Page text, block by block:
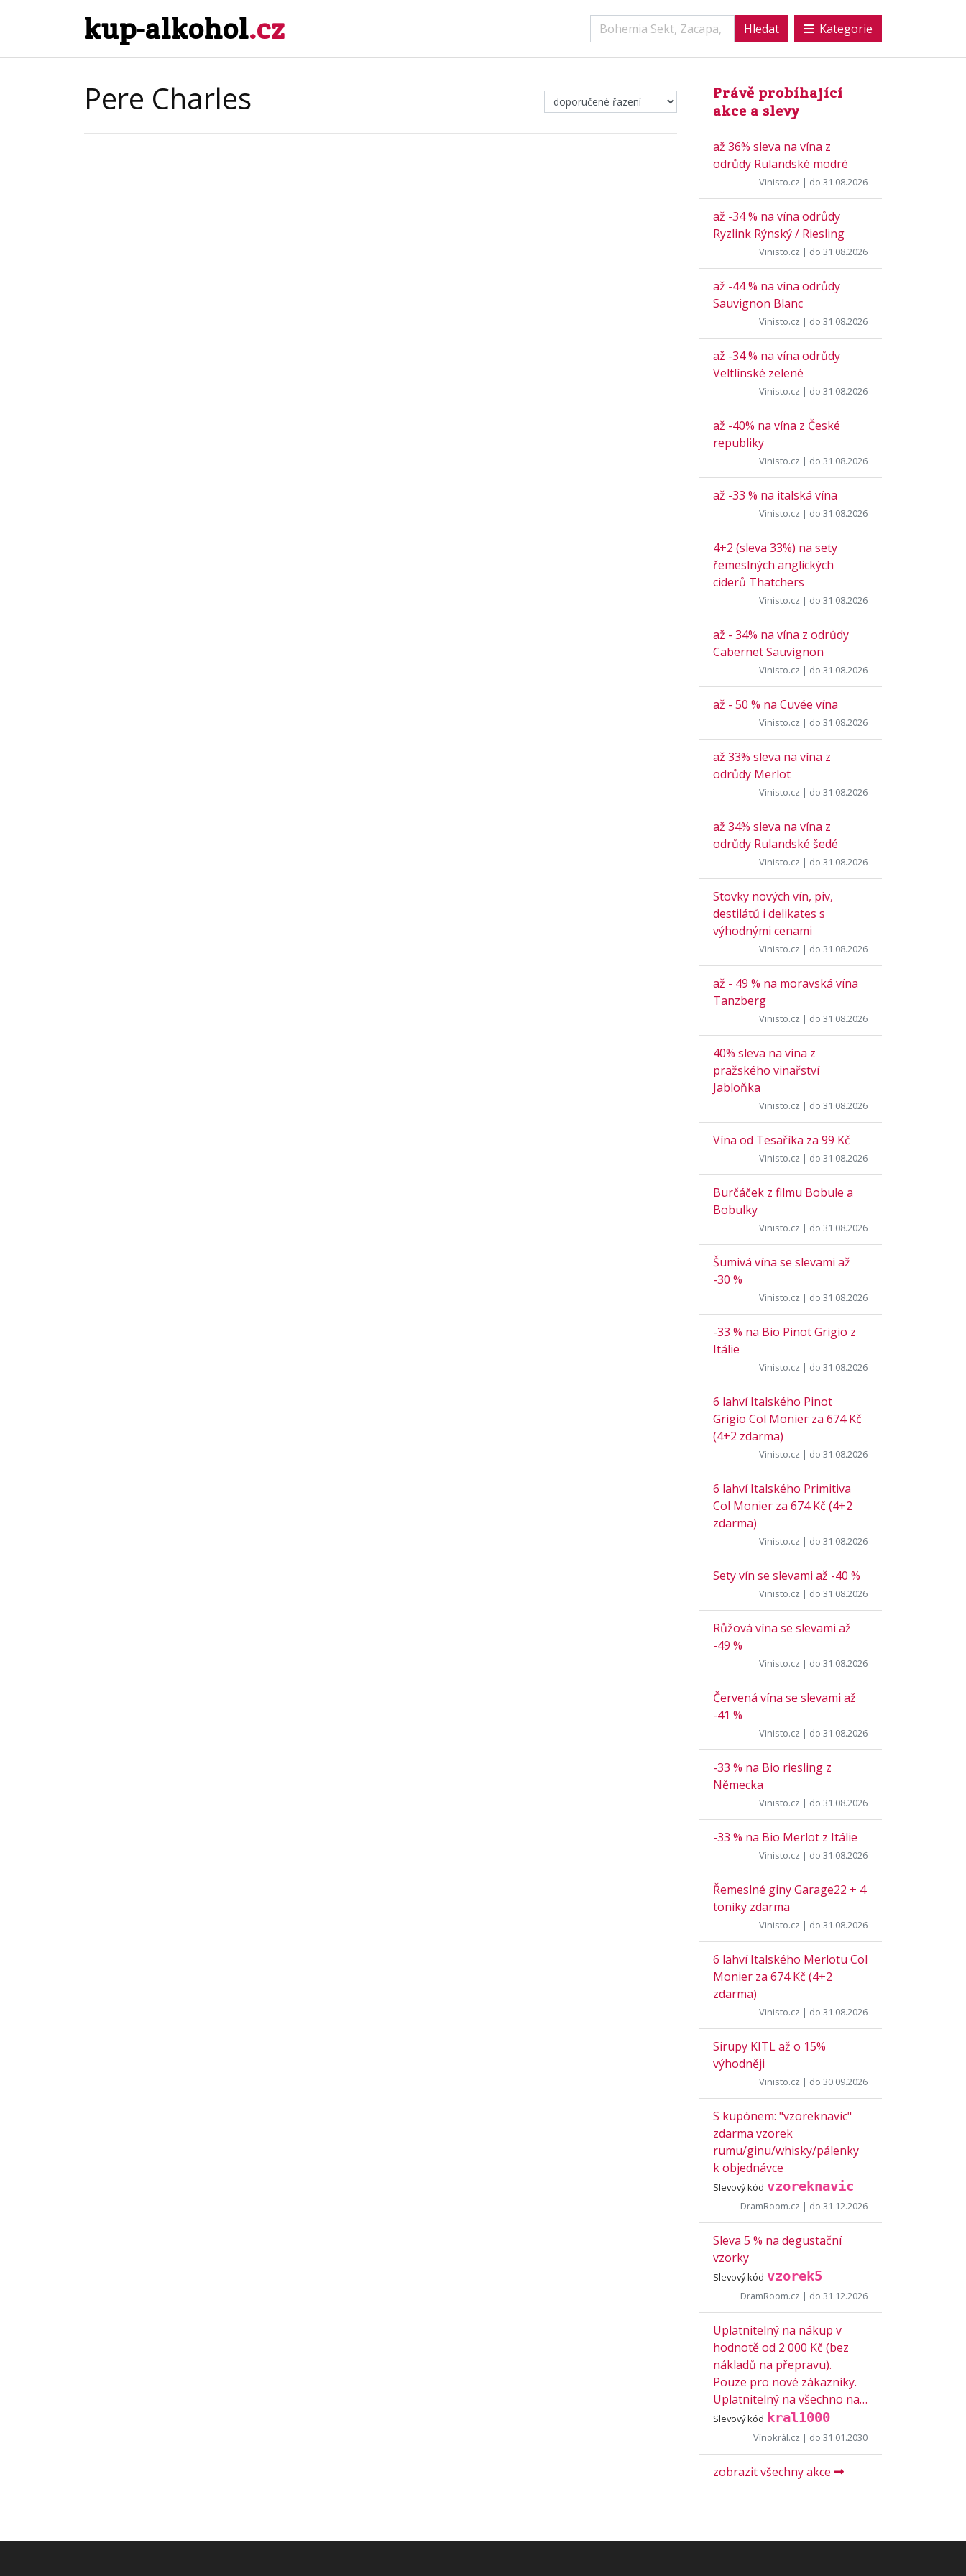
kup-alkohol.cz Kategorie
Pere Charles
Právě probíhající
akce a slevy
až 36% sleva na vína z
odrůdy Rulandské modré
Vinisto.cz | do 31.08.2026
až -34 % na vína odrůdy
Ryzlink Rýnský / Riesling
Vinisto.cz | do 31.08.2026
až -44 % na vína odrůdy
Sauvignon Blanc
Vinisto.cz | do 31.08.2026
až -34 % na vína odrůdy
Veltlínské zelené
Vinisto.cz | do 31.08.2026
až -40% na vína z České
republiky
Vinisto.cz | do 31.08.2026
až -33 % na italská vína
Vinisto.cz | do 31.08.2026
4+2 (sleva 33%) na sety
řemeslných anglických
ciderů Thatchers
Vinisto.cz | do 31.08.2026
až - 34% na vína z odrůdy
Cabernet Sauvignon
Vinisto.cz | do 31.08.2026
až - 50 % na Cuvée vína
Vinisto.cz | do 31.08.2026
až 33% sleva na vína z
odrůdy Merlot
Vinisto.cz | do 31.08.2026
až 34% sleva na vína z
odrůdy Rulandské šedé
Vinisto.cz | do 31.08.2026
Stovky nových vín, piv,
destilátů i delikates s
výhodnými cenami
Vinisto.cz | do 31.08.2026
až - 49 % na moravská vína
Tanzberg
Vinisto.cz | do 31.08.2026
40% sleva na vína z
pražského vinařství
Jabloňka
Vinisto.cz | do 31.08.2026
Vína od Tesaříka za 99 Kč
Vinisto.cz | do 31.08.2026
Burčáček z filmu Bobule a
Bobulky
Vinisto.cz | do 31.08.2026
Šumivá vína se slevami až
-30 %
Vinisto.cz | do 31.08.2026
-33 % na Bio Pinot Grigio z
Itálie
Vinisto.cz | do 31.08.2026
6 lahví Italského Pinot
Grigio Col Monier za 674 Kč
(4+2 zdarma)
Vinisto.cz | do 31.08.2026
6 lahví Italského Primitiva
Col Monier za 674 Kč (4+2
zdarma)
Vinisto.cz | do 31.08.2026
Sety vín se slevami až -40 %
Vinisto.cz | do 31.08.2026
Růžová vína se slevami až
-49 %
Vinisto.cz | do 31.08.2026
Červená vína se slevami až
-41 %
Vinisto.cz | do 31.08.2026
-33 % na Bio riesling z
Německa
Vinisto.cz | do 31.08.2026
-33 % na Bio Merlot z Itálie
Vinisto.cz | do 31.08.2026
Řemeslné giny Garage22 + 4
toniky zdarma
Vinisto.cz | do 31.08.2026
6 lahví Italského Merlotu Col
Monier za 674 Kč (4+2
zdarma)
Vinisto.cz | do 31.08.2026
Sirupy KITL až o 15%
výhodněji
Vinisto.cz | do 30.09.2026
S kupónem: "vzoreknavic"
zdarma vzorek
rumu/ginu/whisky/pálenky
k objednávce
Slevový kód vzoreknavic
DramRoom.cz | do 31.12.2026
Sleva 5 % na degustační
vzorky
Slevový kód vzorek5
DramRoom.cz | do 31.12.2026
Uplatnitelný na nákup v
hodnotě od 2 000 Kč (bez
nákladů na přepravu).
Pouze pro nové zákazníky.
Uplatnitelný na všechno na…
Slevový kód kral1000
Vínokrál.cz | do 31.01.2030
zobrazit všechny akce